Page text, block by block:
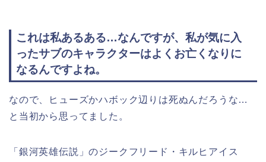
これは私あるある…なんですが、私が気に入
ったサブのキャラクターはよくお亡くなりに
なるんですよね。
なので、ヒューズかハボック辺りは死ぬんだろうな…
と当初から思ってました。
「銀河英雄伝説」のジークフリード・キルヒアイス